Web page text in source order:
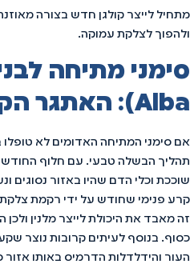
מתחיל לייצר קולגן חדש בצורה
ולהפוך לצלקת עמוקה.
Alba): האתגר הקליני המורכב
אם סימני המתיחה האדומים לא
תהליך הבשלה טבעי. עם חלוף
שוככת וכלי הדם שהיו באזור נסוגים
קרע פנימי שחודש על ידי רקמת
זה מאבד את היכולת לייצר מלנין ולכן
כסוף. בנוסף לעיתים קרובות נוצר
העור והידלדלות הדרמיס באותו אזור